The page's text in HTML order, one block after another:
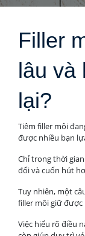
Filler
lâu và
lại?
Tiêm filler môi
được nhiều bạn
Chỉ trong thời
đối và cuốn hút
Tuy nhiên, một
filler môi giữ được
Việc hiểu rõ điều